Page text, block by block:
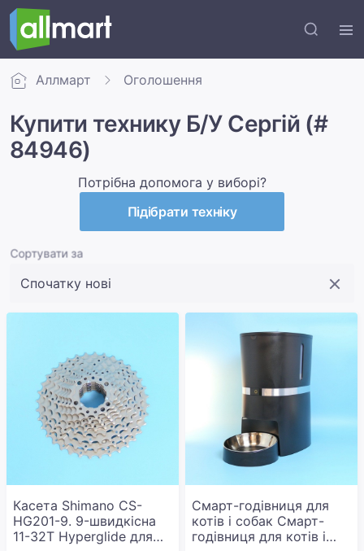
Аллмарт Оголошення
Купити технику Б/У Сергій (#
84946)
Потрібна допомога у виборі?
Підібрати техніку
Сортувати за
Касета Shimano CS-
HG201-9. 9-швидкісна
11-32T Hyperglide для
Смарт-годівниця для
котів і собак Смарт-
годівниця для котів і